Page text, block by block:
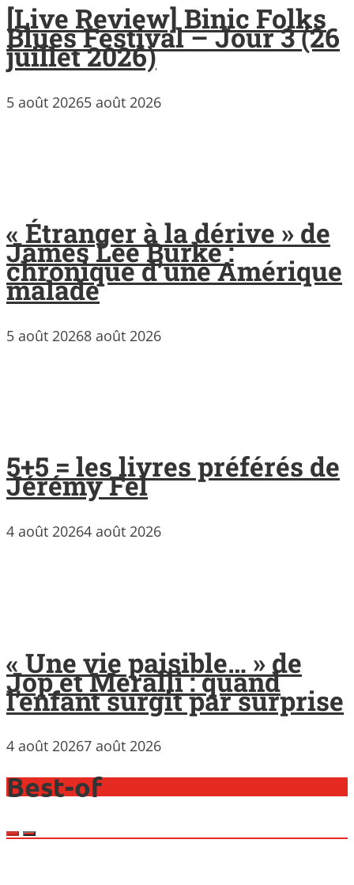
[Live Review] Binic Folks
Blues Festival – Jour 3 (26
juillet 2026)
5 août 20265 août 2026
« Étranger à la dérive » de
James Lee Burke :
chronique d’une Amérique
malade
5 août 20268 août 2026
5+5 = les livres préférés de
Jérémy Fel
4 août 20264 août 2026
« Une vie paisible… » de
Jop et Meralli : quand
l’enfant surgit par surprise
4 août 20267 août 2026
Best-of